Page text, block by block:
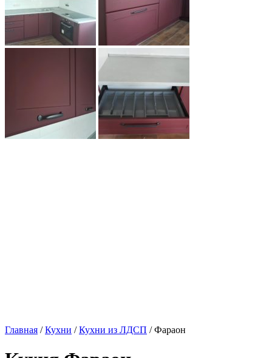
Главная /Кухни /Кухни из ЛДСП / Фараон